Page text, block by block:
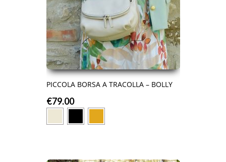
PICCOLA BORSA A TRACOLLA – BOLLY
€79.00